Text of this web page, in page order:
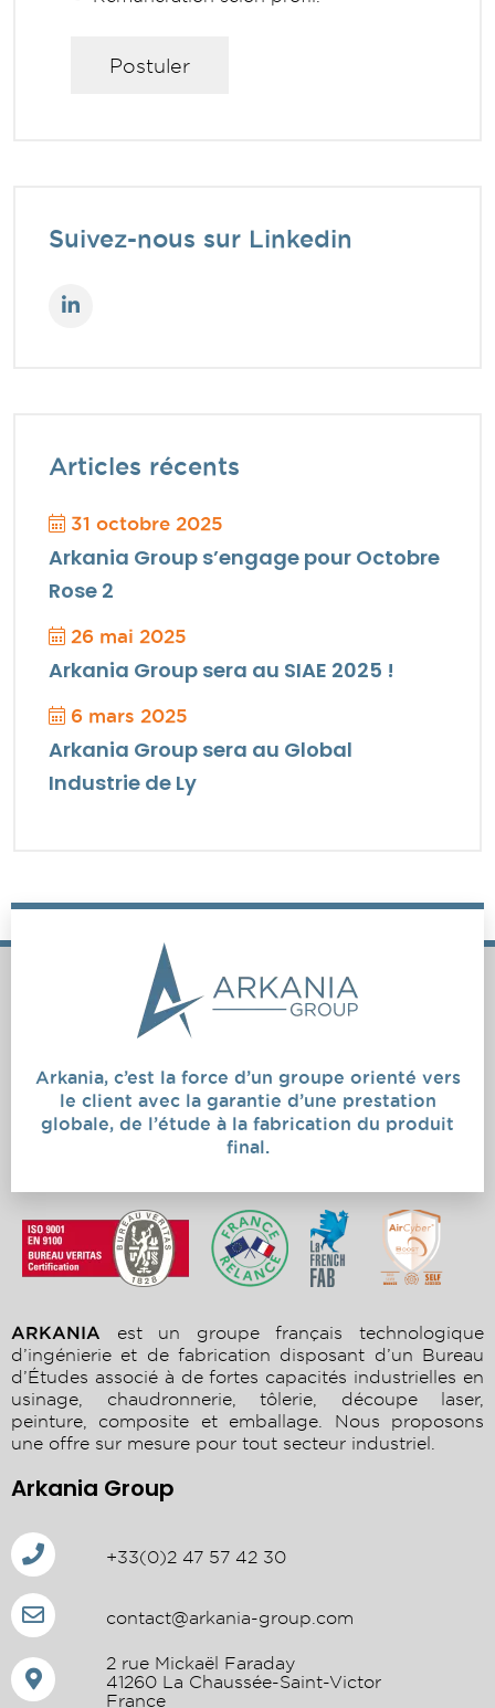
Suivez-nous sur Linkedin
Articles récents
31 octobre 2025
Arkania Group s’engage pour Octobre
Rose 2
26 mai 2025
Arkania Group sera au SIAE 2025 !
6 mars 2025
Arkania Group sera au Global
Industrie de Ly
Arkania, c’est la force d’un groupe orienté vers
le client avec la garantie d’une prestation
globale, de l’étude à la fabrication du produit
final.
ARKANIA
est un groupe français technologique
d’ingénierie et de fabrication disposant d’un Bureau
d’Études associé à de fortes capacités industrielles en
usinage, chaudronnerie, tôlerie, découpe laser,
peinture, composite et emballage. Nous proposons
une offre sur mesure pour tout secteur industriel.
Arkania Group
+33(0)2 47 57 42 30
contact@arkania-group.com
2 rue Mickaël Faraday
41260 La Chaussée-Saint-Victor
France